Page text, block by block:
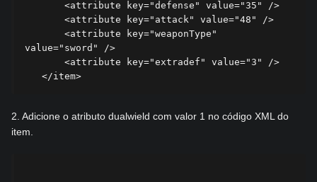
value="sword" />
2. Adicione o atributo dualwield com valor 1 no código XML do
item.